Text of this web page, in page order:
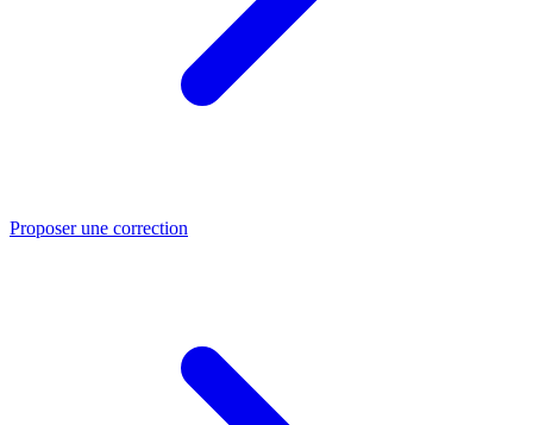
Proposer une correction